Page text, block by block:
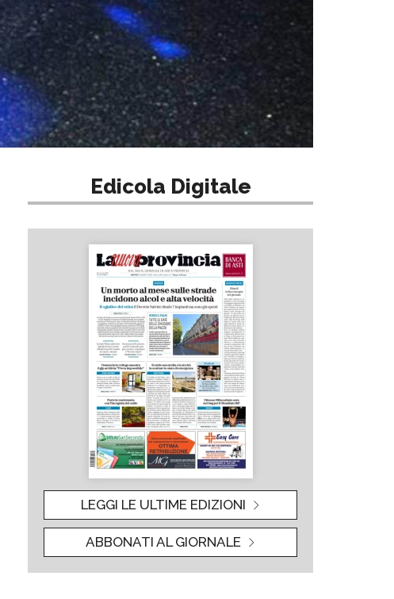
Edicola Digitale
LEGGI LE ULTIME EDIZIONI
ABBONATI AL GIORNALE